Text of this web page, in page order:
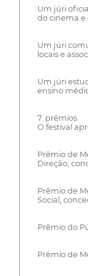
Um júri
do cinema e
Um júri
locais e
Um júri
ensino
7. prêmios
O festival
Prêmio de
Direção,
Prêmio de
Social,
Prêmio do
Prêmio de